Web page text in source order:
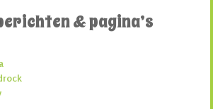
& pagina’s